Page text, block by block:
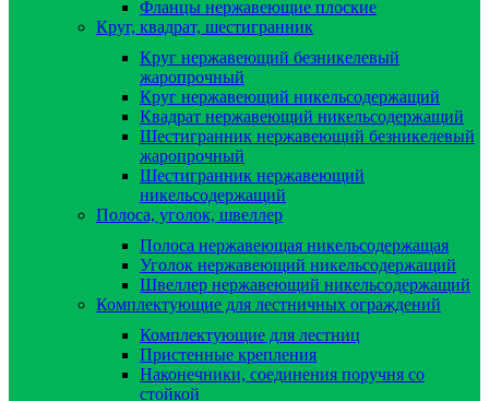
Фланцы нержавеющие плоские
Круг, квадрат, шестигранник
Круг нержавеющий безникелевый
жаропрочный
Круг нержавеющий никельсодержащий
Квадрат нержавеющий никельсодержащий
Шестигранник нержавеющий безникелевый
жаропрочный
Шестигранник нержавеющий
никельсодержащий
Полоса, уголок, швеллер
Полоса нержавеющая никельсодержащая
Уголок нержавеющий никельсодержащий
Швеллер нержавеющий никельсодержащий
Комплектующие для лестничных ограждений
Комплектующие для лестниц
Пристенные крепления
Наконечники, соединения поручня со
стойкой